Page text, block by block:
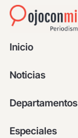
Inicio
Noticias
Departamentos
Especiales